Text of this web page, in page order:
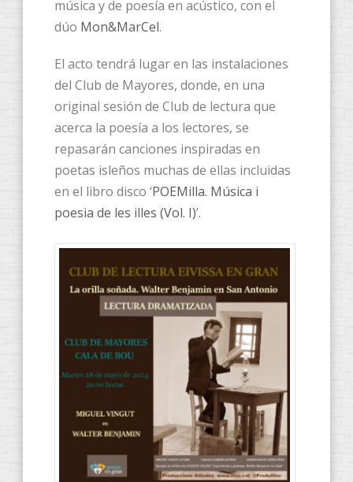
música y de poesía en acústico, con el
dúo Mon&MarCel.
El acto tendrá lugar en las instalaciones
del Club de Mayores, donde, en una
original sesión de Club de lectura que
acerca la poesía a los lectores, se
repasarán canciones inspiradas en
poetas isleños muchas de ellas incluidas
en el libro disco ‘POEMilla. Música i
poesia de les illes (Vol. I)’.